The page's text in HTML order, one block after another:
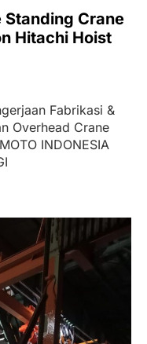
Standing Crane
Hitachi Hoist
Fabrikasi &
Overhead Crane
INDONESIA